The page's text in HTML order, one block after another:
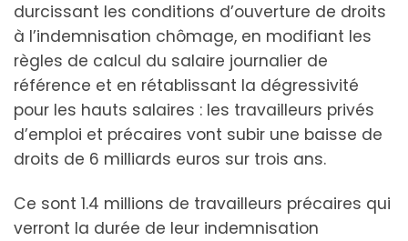
durcissant les conditions d’ouverture de droits
à l’indemnisation chômage, en modifiant les
règles de calcul du salaire journalier de
référence et en rétablissant la dégressivité
pour les hauts salaires : les travailleurs privés
d’emploi et précaires vont subir une baisse de
droits de 6 milliards euros sur trois ans.
Ce sont 1.4 millions de travailleurs précaires qui
verront la durée de leur indemnisation